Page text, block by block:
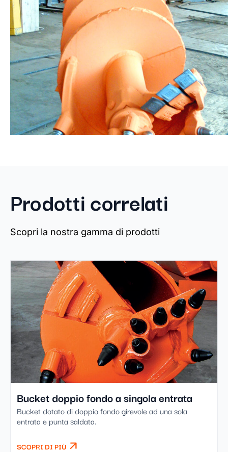
Prodotti correlati
Scopri la nostra gamma di prodotti
Bucket doppio fondo a singola entrata
Bucket dotato di doppio fondo girevole ad una sola
entrata e punta saldata.
SCOPRI DI PIÙ